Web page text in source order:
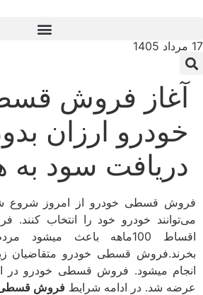
17 مرداد 1405
آغاز فروش
خودرو ارزان
دریافت سود به
فروش قسطی خودرو از امروز شروع
می‌توانند خودرو خود را انتخاب
اقساط 100ماهه‌ باعث
بخرند.فروش قسطی خودرو متقاضیان
انجام میشود. فروش قسطی خودرو در
عرضه شد. در ادامه شرایط فروش قسطی